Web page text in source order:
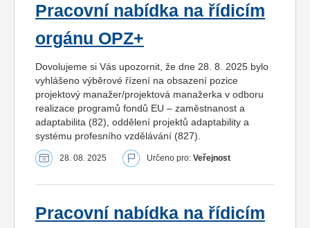
Pracovní nabídka na řídicím
orgánu OPZ+
Dovolujeme si Vás upozornit, že dne 28. 8. 2025 bylo
vyhlášeno výběrové řízení na obsazení pozice
projektový manažer/projektová manažerka v odboru
realizace programů fondů EU – zaměstnanost a
adaptabilita (82), oddělení projektů adaptability a
systému profesního vzdělávání (827).
28. 08. 2025 Určeno pro: Veřejnost
Pracovní nabídka na řídicím